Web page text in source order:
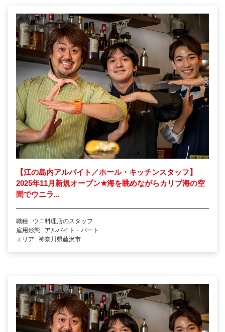
【江の島内アルバイト／ホール・キッチンスタッフ】
2025年11月新規オープン★海を眺めながらカリブ海の空
間でウニラ...
職種 : ウニ料理店のスタッフ
雇用形態 : アルバイト・パート
エリア : 神奈川県藤沢市